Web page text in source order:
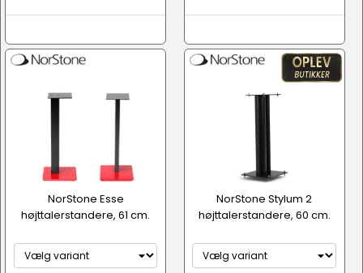
NorStone Esse
højttalerstandere, 61 cm.
NorStone Stylum 2
højttalerstandere, 60 cm.